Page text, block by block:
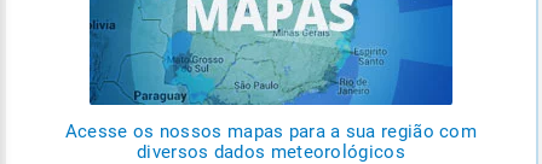
Acesse os nossos mapas para a sua região com
diversos dados meteorológicos